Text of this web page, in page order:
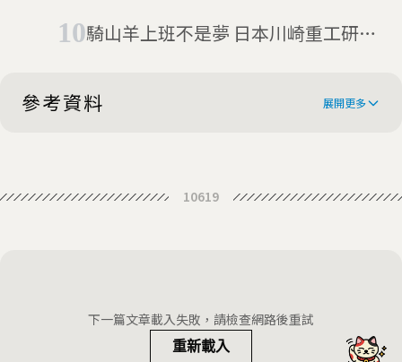
騎山羊上班不是夢 日本川崎重工研發
參考資料 展開更多
firing most of its robotic workforce
Guests
10619
下一篇文章載入失敗，請檢查網路後重試
重新載入